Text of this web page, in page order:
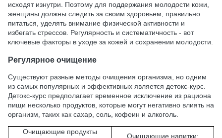
исходят изнутри. Поэтому для поддержания молодости кожи,
женщины должны следить за своим здоровьем, правильно
питаться, уделять внимание физической активности и
избегать стрессов. Регулярность и систематичность - вот
ключевые факторы в уходе за кожей и сохранении молодости.
Регулярное очищение
Существуют разные методы очищения организма, но одним
из самых популярных и эффективных является детокс-курс.
Детокс-курс предполагает временное исключение из рациона
пищи несколько продуктов, которые могут негативно влиять на
организм, таких как сахар, соль, кофеин и алкоголь.
Очищающие продукты
Очищающие напитки: